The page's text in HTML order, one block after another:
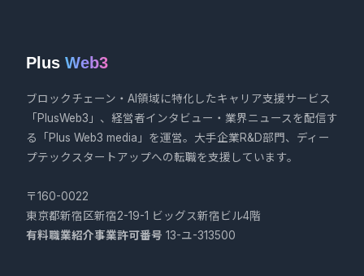
Plus Web3
ブロックチェーン・AI領域に特化したキャリア支援サービス
「PlusWeb3」、経営者インタビュー・業界ニュースを配信す
る「Plus Web3 media」を運営。大手企業R&D部門、ディー
プテックスタートアップへの転職を支援しています。
〒160-0022
東京都新宿区新宿2-19-1 ビッグス新宿ビル4階
有料職業紹介事業許可番号 13-ユ-313500